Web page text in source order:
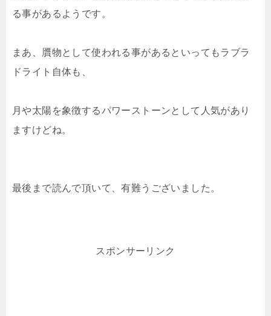
る事があるようです。
まあ、贋物として使われる事があるといってもラブラ
ドライト自体も、
月や太陽を象徴するパワーストーンとして人気があり
ますけどね。
最後まで読んで頂いて、有難うございました。
スポンサーリンク